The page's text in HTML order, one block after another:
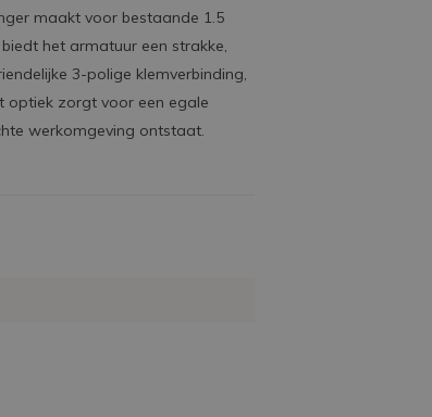
maakt voor bestaande 1.5
biedt het armatuur een strakke,
3-polige klemverbinding,
optiek zorgt voor een egale
werkomgeving ontstaat.